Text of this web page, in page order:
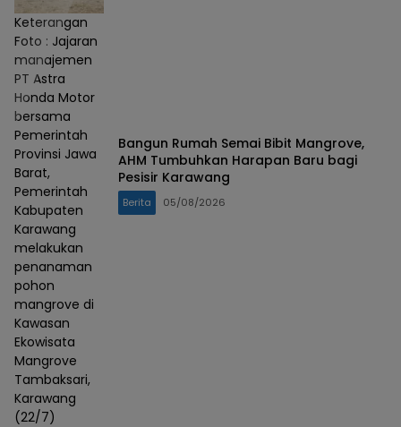
Keterangan
Foto : Jajaran
manajemen
PT Astra
Honda Motor
bersama
Pemerintah
Provinsi Jawa
Barat,
Pemerintah
Kabupaten
Karawang
melakukan
penanaman
pohon
mangrove di
Kawasan
Ekowisata
Mangrove
Tambaksari,
Karawang
(22/7)
Bangun Rumah Semai Bibit Mangrove,
AHM Tumbuhkan Harapan Baru bagi
Pesisir Karawang
Berita 05/08/2026